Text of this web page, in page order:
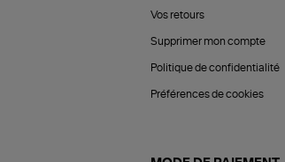
Vos retours
Supprimer mon compte
Politique de confidentialité
Préférences de cookies